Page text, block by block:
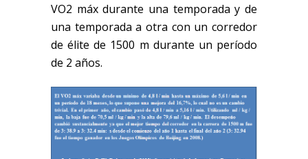
VO2 máxdurante una temporada y de
una temporada a otra con un corredor
de élite de 1500 m durante un período
de 2 años.